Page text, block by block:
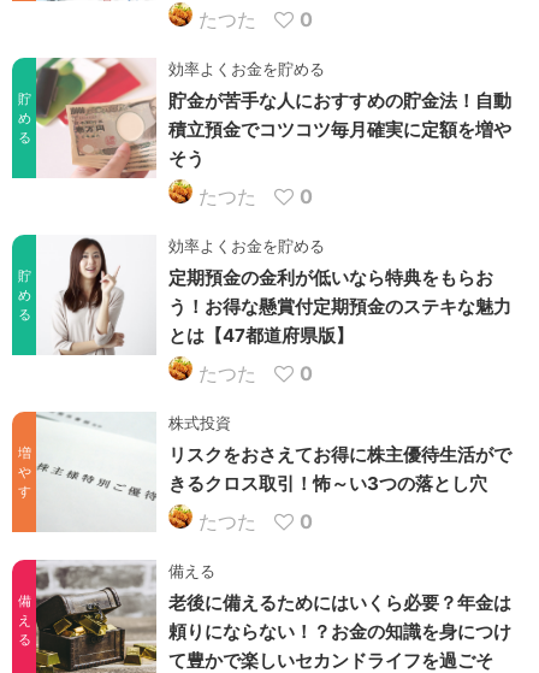
たつた 0
貯
め
る
効率よくお金を貯める
貯金が苦手な人におすすめの貯金法！自動
積立預金でコツコツ毎月確実に定額を増や
そう
たつた 0
貯
め
る
効率よくお金を貯める
定期預金の金利が低いなら特典をもらお
う！お得な懸賞付定期預金のステキな魅力
とは【47都道府県版】
たつた 0
増
や
す
株式投資
リスクをおさえてお得に株主優待生活がで
きるクロス取引！怖～い3つの落とし穴
たつた 0
備
え
る
備える
老後に備えるためにはいくら必要？年金は
頼りにならない！？お金の知識を身につけ
て豊かで楽しいセカンドライフを過ごそ